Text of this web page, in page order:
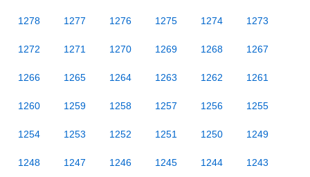
1278 1277 1276 1275 1274 1273
1272 1271 1270 1269 1268 1267
1266 1265 1264 1263 1262 1261
1260 1259 1258 1257 1256 1255
1254 1253 1252 1251 1250 1249
1248 1247 1246 1245 1244 1243